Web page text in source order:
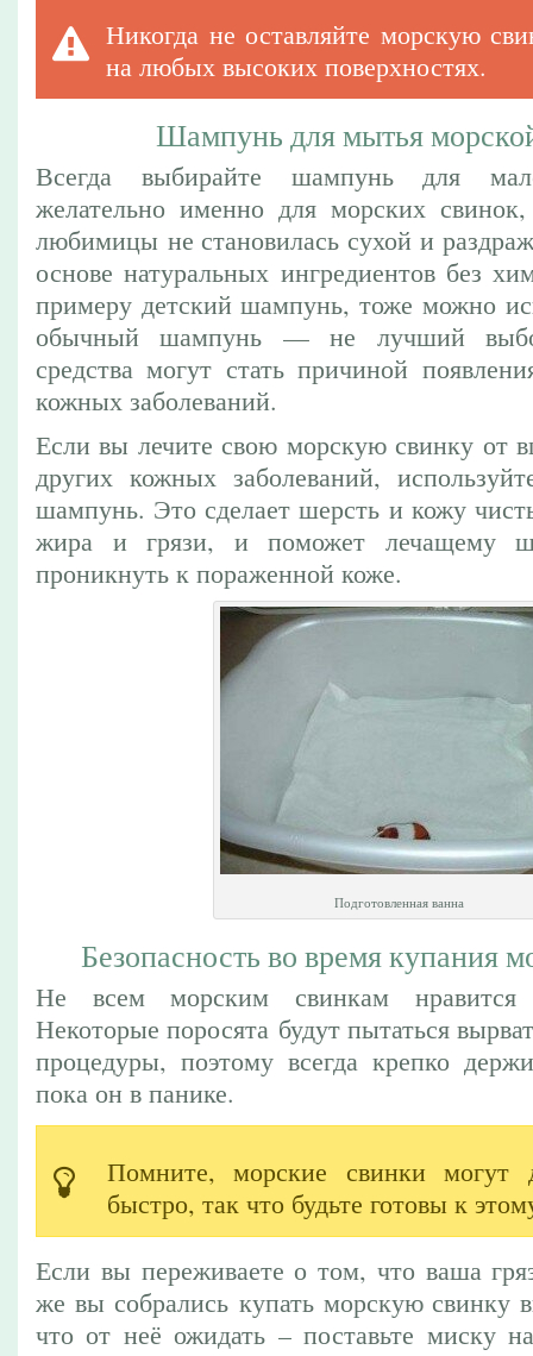
Никогда не оставляйте морскую
на любых высоких поверхностях.
Шампунь для мытья
Всегда выбирайте шампунь для
желательно именно для морских
любимицы не становилась сухой и
основе натуральных ингредиентов без
примеру детский шампунь, тоже можно
обычный шампунь — не лучший
средства могут стать причиной
кожных заболеваний.
Если вы лечите свою морскую свинку от
других кожных заболеваний,
шампунь. Это сделает шерсть и кожу
жира и грязи, и поможет лечащему
проникнуть к пораженной коже.
Подготовленная ванна
Безопасность во время купания
Не всем морским свинкам нравится
Некоторые поросята будут пытаться
процедуры, поэтому всегда крепко
пока он в панике.
Помните, морские свинки могут
быстро, так что будьте готовы к
Если вы переживаете о том, что ваша
же вы собрались купать морскую свинку
что от неё ожидать – поставьте миску